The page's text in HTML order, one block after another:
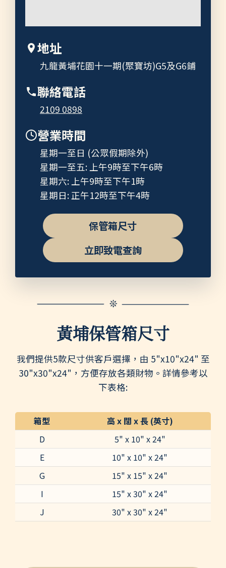
地址
九龍黃埔花園十一期(聚寶坊)G5及G6鋪
聯絡電話
2109 0898
營業時間
星期一至日 (公眾假期除外)
星期一至五: 上午9時至下午6時
星期六: 上午9時至下午1時
星期日: 正午12時至下午4時
保管箱尺寸
立即致電查詢
黃埔保管箱尺寸
我們提供5款尺寸供客戶選擇，由 5"x10"x24" 至
30"x30"x24"，方便存放各類財物。詳情參考以
下表格:
箱型
高 x 闊 x 長 (英寸)
D
5" x 10" x 24"
E
10" x 10" x 24"
G
15" x 15" x 24"
I
15" x 30" x 24"
J
30" x 30" x 24"